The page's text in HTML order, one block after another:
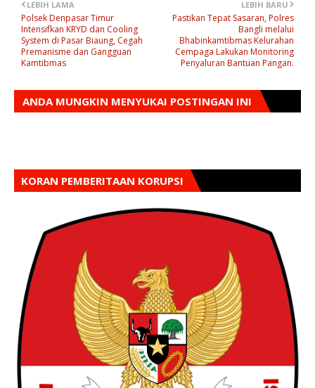
LEBIH BARU
Pastikan Tepat Sasaran, Polres
Bangli melalui
Bhabinkamtibmas Kelurahan
Cempaga Lakukan Monitoring
Penyaluran Bantuan Pangan.
LEBIH LAMA
Polsek Denpasar Timur
Intensifkan KRYD dan Cooling
System di Pasar Biaung, Cegah
Premanisme dan Gangguan
Kamtibmas
ANDA MUNGKIN MENYUKAI POSTINGAN INI
KORAN PEMBERITAAN KORUPSI